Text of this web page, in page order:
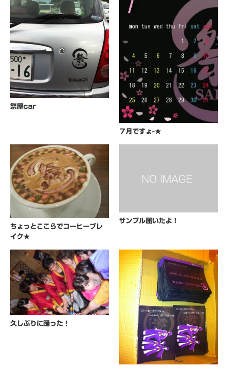
祭屋car
７月ですょ-★
ちょっとここらでコーヒーブレ
イク★
サンプル届いたよ！
久しぶりに踊った！